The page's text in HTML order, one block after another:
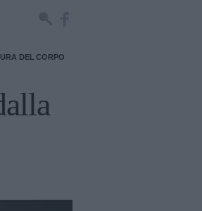
DEL CORPO